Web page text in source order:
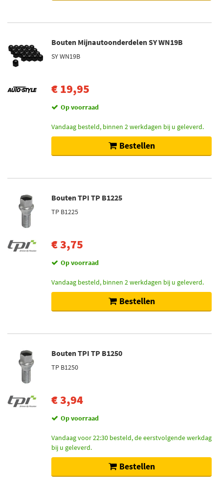
Bouten Mijnautoonderdelen SY WN19B
SY WN19B
€ 19,95
Op voorraad
Vandaag besteld, binnen 2 werkdagen bij u geleverd.
Bestellen
Bouten TPI TP B1225
TP B1225
€ 3,75
Op voorraad
Vandaag besteld, binnen 2 werkdagen bij u geleverd.
Bestellen
Bouten TPI TP B1250
TP B1250
€ 3,94
Op voorraad
Vandaag voor 22:30 besteld, de eerstvolgende werkdag
bij u geleverd.
Bestellen